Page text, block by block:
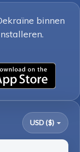
binnen
USD ($)